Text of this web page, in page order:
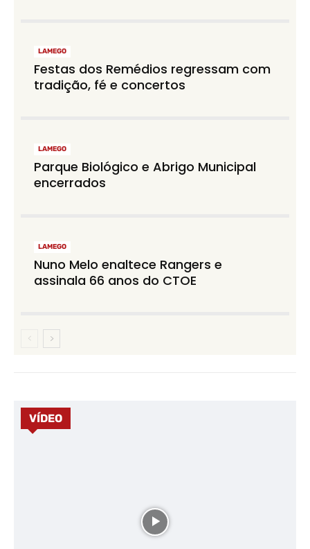
LAMEGO
Festas dos Remédios regressam com
tradição, fé e concertos
LAMEGO
Parque Biológico e Abrigo Municipal
encerrados
LAMEGO
Nuno Melo enaltece Rangers e
assinala 66 anos do CTOE
VÍDEO